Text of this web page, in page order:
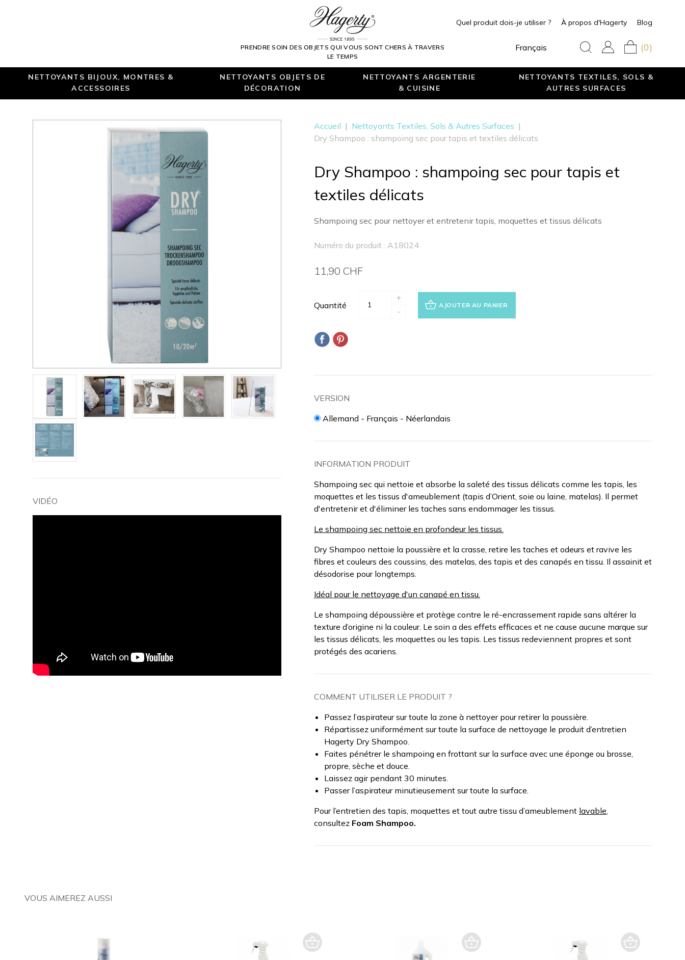
PRENDRE SOIN DES OBJETS QUI VOUS SONT CHERS À TRAVERS
LE TEMPS
Quel produit dois-je utiliser ? À propos d'Hagerty Blog
Français (0)
NETTOYANTS BIJOUX, MONTRES &
ACCESSOIRES
NETTOYANTS OBJETS DE
DÉCORATION
NETTOYANTS ARGENTERIE
& CUISINE
NETTOYANTS TEXTILES, SOLS &
AUTRES SURFACES
VIDÉO
Accueil | Nettoyants Textiles, Sols & Autres Surfaces |
Dry Shampoo : shampoing sec pour tapis et textiles délicats
Dry Shampoo : shampoing sec pour tapis et
textiles délicats
Shampoing sec pour nettoyer et entretenir tapis, moquettes et tissus délicats
Numéro du produit : A18024
11,90 CHF
Quantité
+
-
AJOUTER AU PANIER
VERSION
Allemand - Français - Néerlandais
INFORMATION PRODUIT
Shampoing sec qui nettoie et absorbe la saleté des tissus délicats comme les tapis, les
moquettes et les tissus d'ameublement (tapis d’Orient, soie ou laine, matelas). Il permet
d'entretenir et d'éliminer les taches sans endommager les tissus.
Le shampoing sec nettoie en profondeur les tissus.
Dry Shampoo nettoie la poussière et la crasse, retire les taches et odeurs et ravive les
fibres et couleurs des coussins, des matelas, des tapis et des canapés en tissu. Il assainit et
désodorise pour longtemps.
Idéal pour le nettoyage d'un canapé en tissu.
Le shampoing dépoussière et protège contre le ré-encrassement rapide sans altérer la
texture d’origine ni la couleur. Le soin a des effets efficaces et ne cause aucune marque sur
les tissus délicats, les moquettes ou les tapis. Les tissus redeviennent propres et sont
protégés des acariens.
COMMENT UTILISER LE PRODUIT ?
Passez l’aspirateur sur toute la zone à nettoyer pour retirer la poussière.
Répartissez uniformément sur toute la surface de nettoyage le produit d’entretien
Hagerty Dry Shampoo.
Faites pénétrer le shampoing en frottant sur la surface avec une éponge ou brosse,
propre, sèche et douce.
Laissez agir pendant 30 minutes.
Passer l’aspirateur minutieusement sur toute la surface.
Pour l’entretien des tapis, moquettes et tout autre tissu d’ameublement lavable,
consultez Foam Shampoo.
VOUS AIMEREZ AUSSI